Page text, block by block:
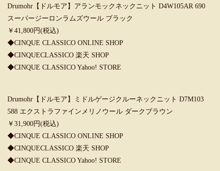
Drumohr【ドルモア】アランモックネックニット D4W105AR 690
スーパージーロンラムズウール ブラック
￥41,800円(税込)
◆CINQUE CLASSICO ONLINE SHOP
◆CINQUECLASSICO 楽天 SHOP
◆CINQUE CLASSICO Yahoo! STORE
Drumohr【ドルモア】ミドルゲージクルーネックニット D7M103
588 エクストラファインメリノウール ダークブラウン
￥31,900円(税込)
◆CINQUE CLASSICO ONLINE SHOP
◆CINQUECLASSICO 楽天 SHOP
◆CINQUE CLASSICO Yahoo! STORE